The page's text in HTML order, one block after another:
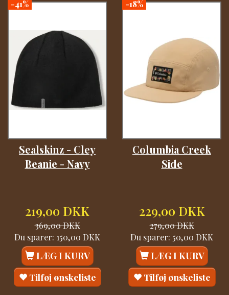
-41%
Sealskinz - Cley
Beanie - Navy
219,00 DKK
369,00 DKK
Du sparer: 150,00 DKK
LÆG I KURV
Tilføj ønskeliste
-18%
Columbia Creek
Side
229,00 DKK
279,00 DKK
Du sparer: 50,00 DKK
LÆG I KURV
Tilføj ønskeliste